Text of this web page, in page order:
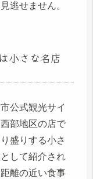
逃せません。
小さな名店
公式観光サイ
部地区の店で
盛りする小さ
して紹介され
離の近い食事